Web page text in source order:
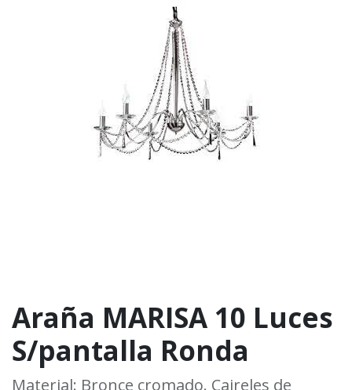
Araña MARISA 10 Luces
S/pantalla Ronda
Material: Bronce cromado. Caireles de